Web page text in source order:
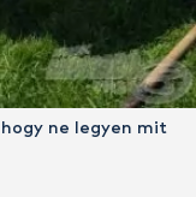
ne legyen mit